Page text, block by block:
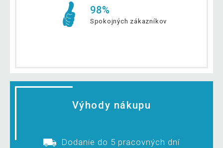
98%
Spokojných zákazníkov
Výhody nákupu
Dodanie do 5 pracovných dní